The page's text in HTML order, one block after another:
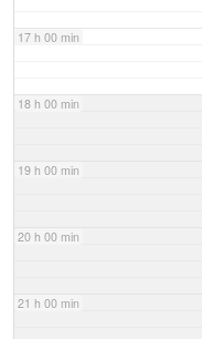
17 h 00 min
18 h 00 min
19 h 00 min
20 h 00 min
21 h 00 min